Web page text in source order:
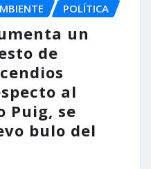
POLÍTICA
un
de
al
Puig, se
bulo del